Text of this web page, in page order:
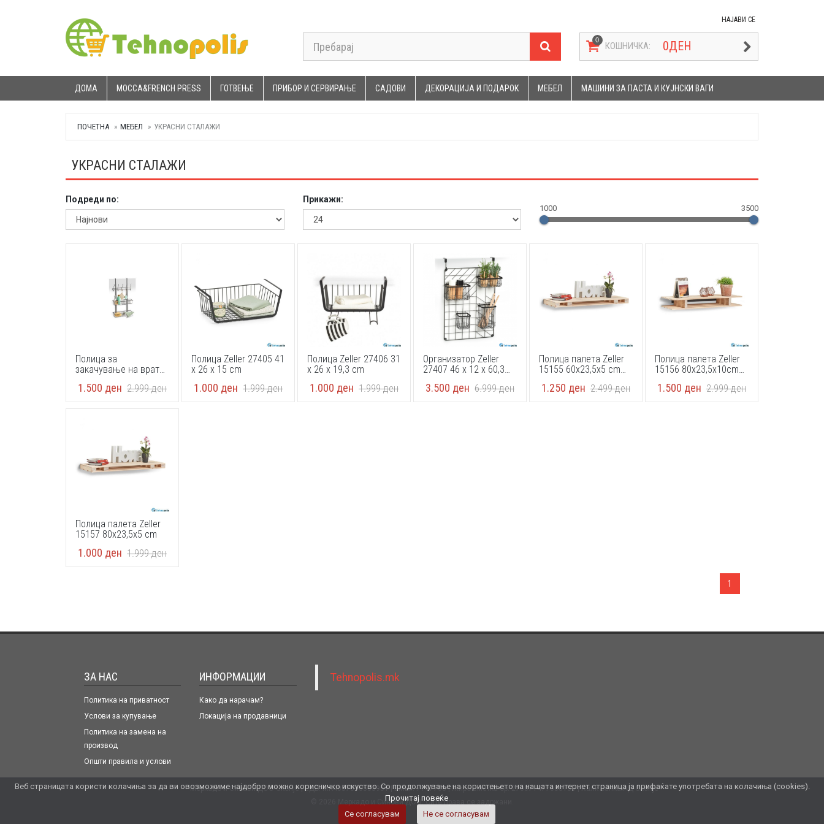
НАЈАВИ СЕ
КОШНИЧКА: 0ДЕН
ДОМА MOCCA&FRENCH PRESS ГОТВЕЊЕ ПРИБОР И СЕРВИРАЊЕ САДОВИ ДЕКОРАЦИЈА И ПОДАРОК МЕБЕЛ МАШИНИ ЗА ПАСТА И КУЈНСКИ ВАГИ
ПОЧЕТНА МЕБЕЛ УКРАСНИ СТАЛАЖИ
УКРАСНИ СТАЛАЖИ
Подреди по: Прикажи:
1000 3500
Полица за
закачување на врата
18773
1.500 ден 2.999ден
Полица Zeller 27405 41
x 26 x 15 cm
1.000 ден 1.999ден
Полица Zeller 27406 31
x 26 x 19,3 cm
1.000 ден 1.999ден
Организатор Zeller
27407 46 x 12 x 60,3
3.500 ден 6.999ден
Полица палета Zeller
15155 60x23,5x5 cm
1.250 ден 2.499ден
Полица палета Zeller
15156 80x23,5x10cm
1.500 ден 2.999ден
Полица палета Zeller
15157 80x23,5x5 cm
1.000 ден 1.999ден
1
ЗА НАС
Политика на приватност
Услови за купување
Политика на замена на
производ
Општи правила и услови
ИНФОРМАЦИИ
Како да нарачам?
Локација на продавници
Tehnopolis.mk
Меркадо и Синови ДОО Скопје ЕДБ: MK4057016533951 ЕМБГ: 7147708 Жиро сметка бр. 270071477080139
Халк Банка АД Скопје
© 2026 Меркадо и Синови ДОО. Сите права се задржани.
Веб страницата користи колачиња за да ви овозможиме најдобро можно корисничко искуство. Со продолжување на користењето на нашата интернет страница ја прифаќате употребата на колачиња (cookies).
Прочитај повеќе
Се согласувам
Не се согласувам